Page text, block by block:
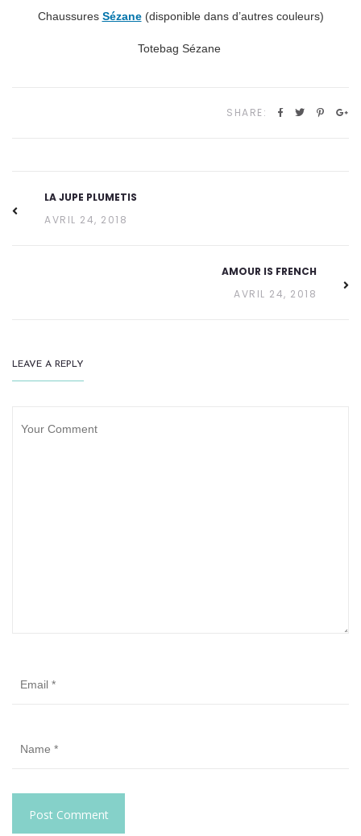
Chaussures Sézane(disponible dans d’autres couleurs)
Totebag Sézane
SHARE:
LA JUPE PLUMETIS
AVRIL 24, 2018
AMOUR IS FRENCH
AVRIL 24, 2018
LEAVE A REPLY